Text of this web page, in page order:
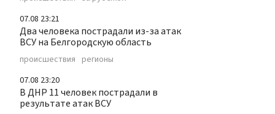
07.08 23:21
Два человека пострадали из-за атак
ВСУ на Белгородскую область
происшествия регионы
07.08 23:20
В ДНР 11 человек пострадали в
результате атак ВСУ